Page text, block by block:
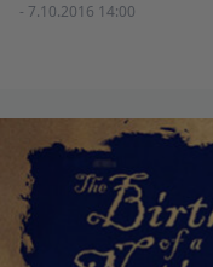
- 7.10.2016 14:00